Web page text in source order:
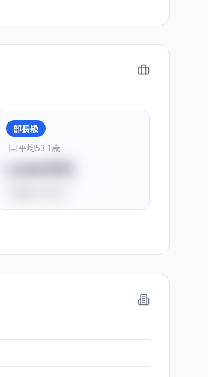
部長級
国 平均53.1歳